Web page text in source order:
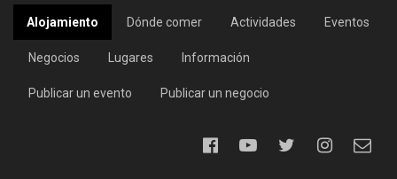
Alojamiento Dónde comer Actividades Eventos
Negocios Lugares Información
Publicar un evento Publicar un negocio